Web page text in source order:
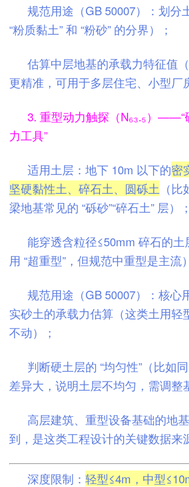
规范用途（GB 50007）：划分
“粉质黏土” 和 “粉砂” 的分界）；
估算中层地基的承载力特征值
更精准，可用于多层住宅、小型厂
3. 重型动力触探（N₆₃.₅）——“
力工具”
适用土层：地下 10m 以下的密
坚硬黏性土、碎石土、圆砾土 （
梁地基常见的 “砾砂”“碎石土” 层）；
能穿透含粒径≤50mm 碎石的土
用 “超重型”，但规范中重型是主流
规范用途（GB 50007）：核心
实砂土的承载力估算（这类土用轻
不动）；
判断硬土层的 “均匀性”（比如
差异大，说明土层不均匀，需调整
高层建筑、重型设备基础的地
到，是这类工程设计的关键数据来
深度限制： 轻型≤4m，中型